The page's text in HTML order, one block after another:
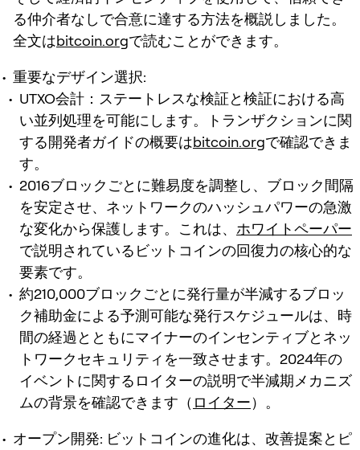
る仲介者なしで合意に達する方法を概説しました。
全文はbitcoin.orgで読むことができます。
重要なデザイン選択:
UTXO会計：ステートレスな検証と検証における高
い並列処理を可能にします。トランザクションに関
する開発者ガイドの概要はbitcoin.orgで確認できま
す。
2016ブロックごとに難易度を調整し、ブロック間隔
を安定させ、ネットワークのハッシュパワーの急激
な変化から保護します。これは、 ホワイトペーパー
で説明されているビットコインの回復力の核心的な
要素です。
約210,000ブロックごとに発行量が半減するブロッ
ク補助金による予測可能な発行スケジュールは、時
間の経過とともにマイナーのインセンティブとネッ
トワークセキュリティを一致させます。2024年の
イベントに関するロイターの説明で半減期メカニズ
ムの背景を確認できます（ ロイター）。
オープン開発: ビットコインの進化は、改善提案とピ